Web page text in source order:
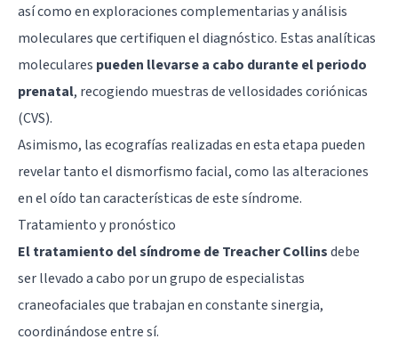
así como en exploraciones complementarias y análisis
moleculares que certifiquen el diagnóstico. Estas analíticas
moleculares pueden llevarse a cabo durante el periodo
prenatal, recogiendo muestras de vellosidades coriónicas
(CVS).
Asimismo, las ecografías realizadas en esta etapa pueden
revelar tanto el dismorfismo facial, como las alteraciones
en el oído tan características de este síndrome.
Tratamiento y pronóstico
El tratamiento del síndrome de Treacher Collinsdebe
ser llevado a cabo por un grupo de especialistas
craneofaciales que trabajan en constante sinergia,
coordinándose entre sí.